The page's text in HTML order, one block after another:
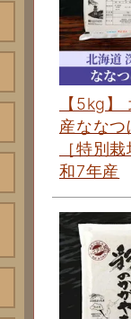
【5kg】
産ななつ
［特別
和7年産